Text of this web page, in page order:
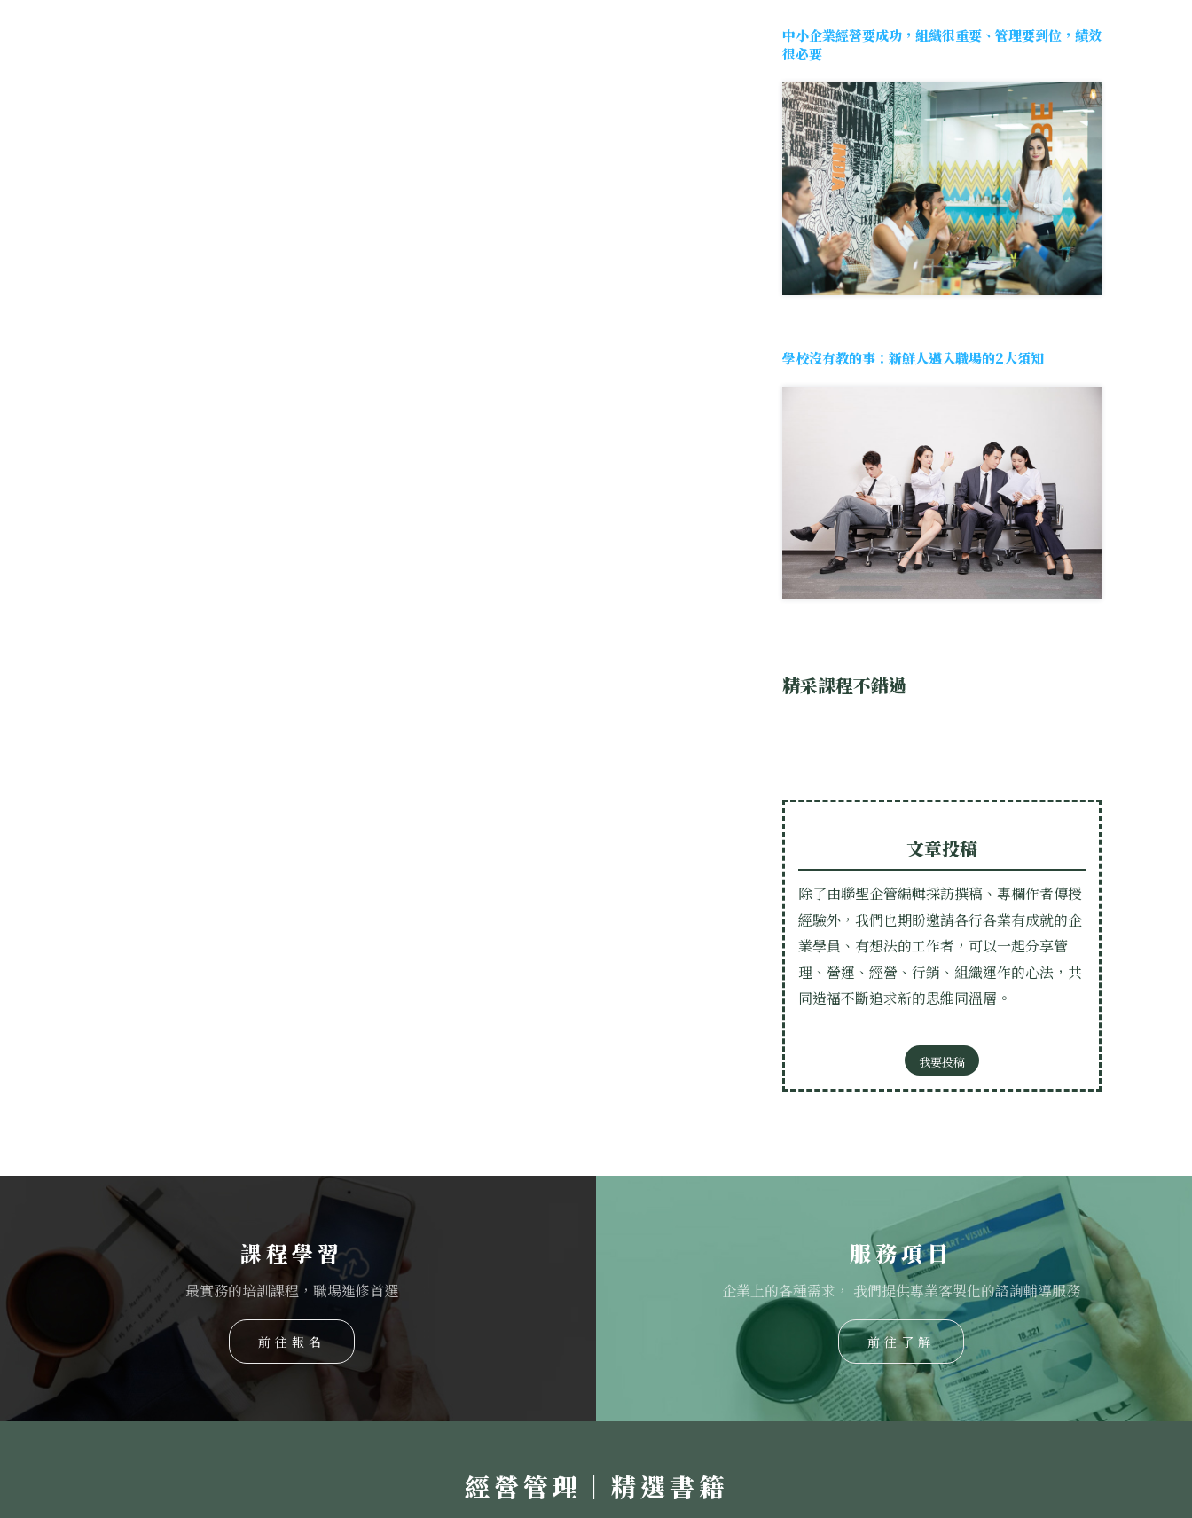
中小企業經營要成功，組織很重要、管理要到位，績效
很必要
學校沒有教的事：新鮮人邁入職場的2大須知
精采課程不錯過
文章投稿
除了由聯聖企管編輯採訪撰稿、專欄作者傳授
經驗外，我們也期盼邀請各行各業有成就的企
業學員、有想法的工作者，可以一起分享管
理、營運、經營、行銷、組織運作的心法，共
同造福不斷追求新的思維同溫層。
我要投稿
課程學習
最實務的培訓課程，職場進修首選
前往報名
服務項目
企業上的各種需求， 我們提供專業客製化的諮詢輔導服務
前往了解
經營管理｜精選書籍